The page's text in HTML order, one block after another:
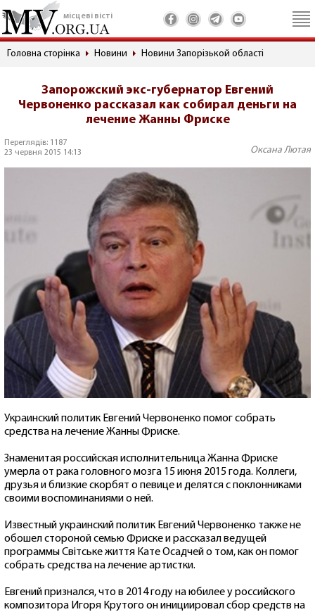
місцеві вісті
Головна сторінка Новини Новини Запорізькой області
Запорожский экс-губернатор Евгений
Червоненко рассказал как собирал деньги на
лечение Жанны Фриске
Переглядів: 1187
23 червня 2015 14:13
Оксана Лютая
Украинский политик Евгений Червоненко помог собрать
средства на лечение Жанны Фриске.
Знаменитая российская исполнительница Жанна Фриске
умерла от рака головного мозга 15 июня 2015 года. Коллеги,
друзья и близкие скорбят о певице и делятся с поклонниками
своими воспоминаниями о ней.
Известный украинский политик Евгений Червоненко также не
обошел стороной семью Фриске и рассказал ведущей
программы Світське життя Кате Осадчей о том, как он помог
собрать средства на лечение артистки.
Евгений признался, что в 2014 году на юбилее у российского
композитора Игоря Крутого он инициировал сбор средств на